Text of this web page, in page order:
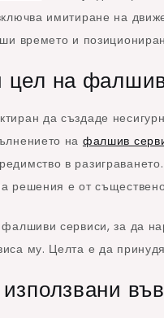
имитиране на
времето и
цел на
да създаде
на фалшив
в
решения е от
фалшиви сервиси, за да
му. Целта е да